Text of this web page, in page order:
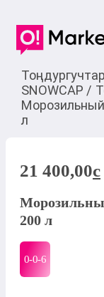
Тоңдургучтар
SNOWCAP /
Морозильный
л
21 400,00c
200 л
0-0-6